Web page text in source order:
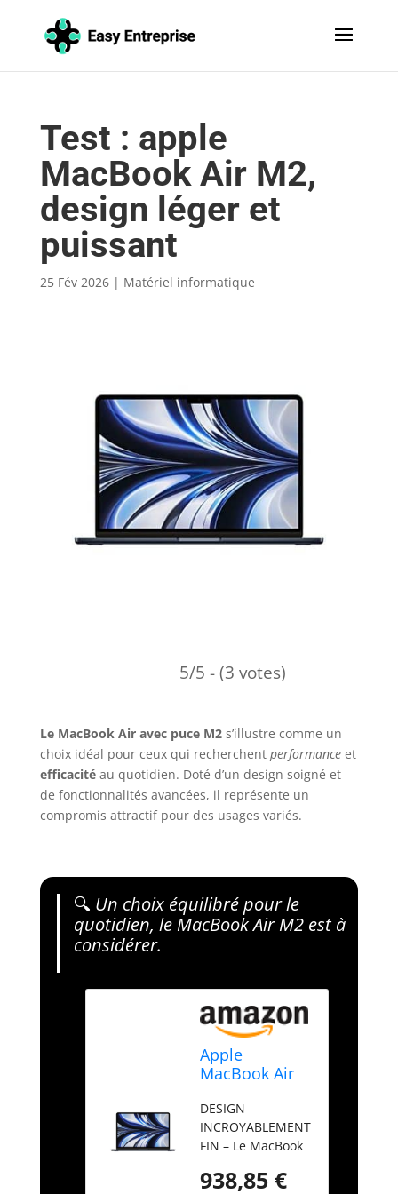
Test : apple
MacBook Air M2,
design léger et
puissant
25 Fév 2026| Matériel informatique
5/5 - (3 votes)
Le MacBook Air avec puce M2s’illustre comme un
choix idéal pour ceux qui recherchent performanceet
efficacitéau quotidien. Doté d’un design soigné et
de fonctionnalités avancées, il représente un
compromis attractif pour des usages variés.
🔍 Un choix équilibré pour le
quotidien, le MacBook Air M2 est à
considérer.
Apple
MacBook Air
Puce M2 :
écran Liquid
Retina de 13,6
de RAM, 256
DESIGN
INCROYABLEMENT
FIN – Le MacBook
plus portable que
938,85 €